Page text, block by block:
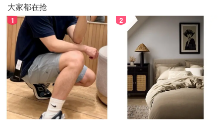
大家都在抢
1 2